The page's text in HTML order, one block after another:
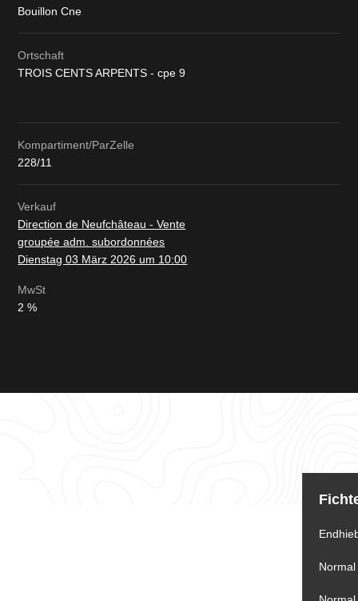
Bouillon Cne
Ortschaft
TROIS CENTS ARPENTS - cpe 9
Kompartiment/ParZelle
228/11
Verkauf
Direction de Neufchâteau - Vente
groupée adm. subordonnées
Dienstag 03 März 2026 um 10:00
MwSt
2 %
Normal